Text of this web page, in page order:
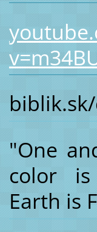
"One
color
Earth is